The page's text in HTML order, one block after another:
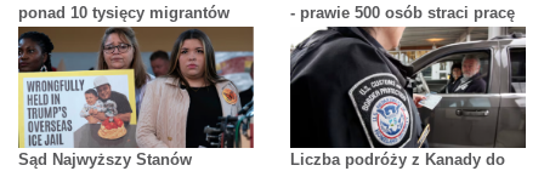
ponad 10 tysięcy migrantów
- prawie 500 osób straci pracę
Sąd Najwyższy Stanów
Liczba podróży z Kanady do